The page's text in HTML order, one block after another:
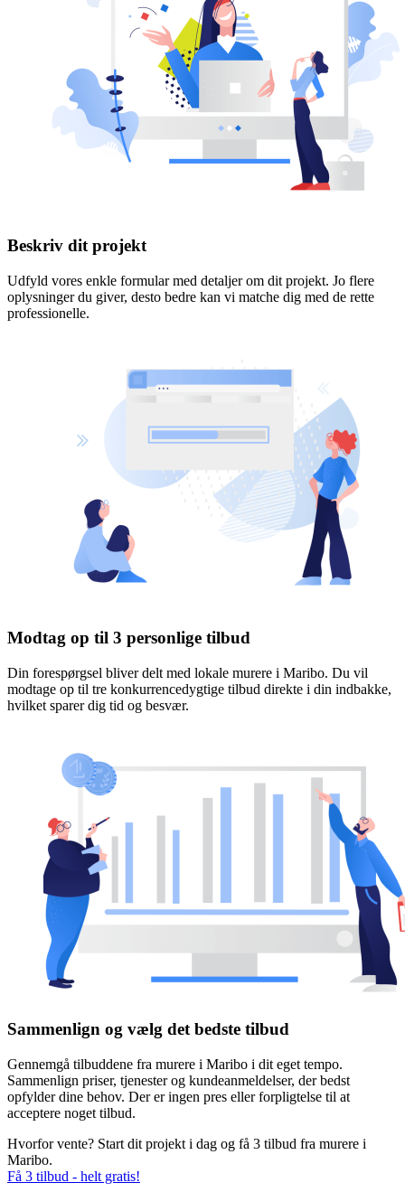
Beskriv dit projekt
Udfyld vores enkle formular med detaljer om dit projekt. Jo flere
oplysninger du giver, desto bedre kan vi matche dig med de rette
professionelle.
Modtag op til 3 personlige tilbud
Din forespørgsel bliver delt med lokale murere i Maribo. Du vil
modtage op til tre konkurrencedygtige tilbud direkte i din indbakke,
hvilket sparer dig tid og besvær.
Sammenlign og vælg det bedste tilbud
Gennemgå tilbuddene fra murere i Maribo i dit eget tempo.
Sammenlign priser, tjenester og kundeanmeldelser, der bedst
opfylder dine behov. Der er ingen pres eller forpligtelse til at
acceptere noget tilbud.
Hvorfor vente? Start dit projekt i dag og få 3 tilbud fra murere i
Maribo.
Få 3 tilbud - helt gratis!